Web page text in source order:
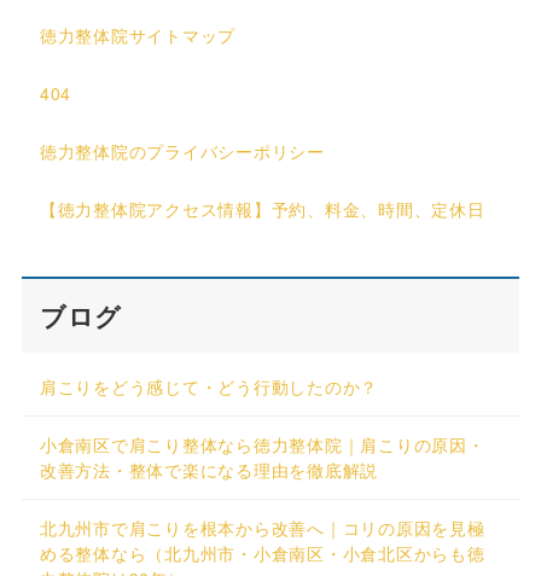
徳力整体院サイトマップ
404
徳力整体院のプライバシーポリシー
【徳力整体院アクセス情報】予約、料金、時間、定休日
ブログ
肩こりをどう感じて・どう行動したのか？
小倉南区で肩こり整体なら徳力整体院｜肩こりの原因・
改善方法・整体で楽になる理由を徹底解説
北九州市で肩こりを根本から改善へ｜コリの原因を見極
める整体なら（北九州市・小倉南区・小倉北区からも徳